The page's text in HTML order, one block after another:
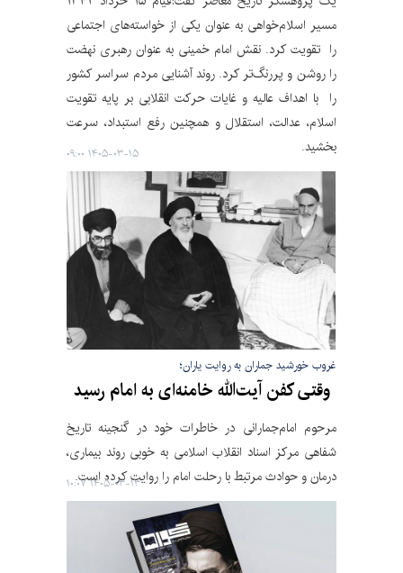
مسیر اسلام‌خواهی به عنوان یکی از خواسته‌های اجتماعی
را تقویت کرد. نقش امام خمینی به عنوان رهبری نهضت
را روشن و پررنگ‌تر کرد. روند آشنایی مردم سراسر کشور
را با اهداف عالیه و غایات حرکت انقلابی بر پایه تقویت
اسلام، عدالت، استقلال و همچنین رفع استبداد، سرعت
بخشید.
۱۴۰۵-۰۳-۱۵ ۰۹:۰۰
غروب خورشید جماران به روایت یاران؛
وقتی کفن آیت‌الله خامنه‌ای به امام رسید
مرحوم امام‌جمارانی در خاطرات خود در گنجینه تاریخ
شفاهی مرکز اسناد انقلاب اسلامی به خوبی روند بیماری،
درمان و حوادث مرتبط با رحلت امام را روایت کرده است.
۱۴۰۵-۰۳-۱۳ ۱۰:۰۷